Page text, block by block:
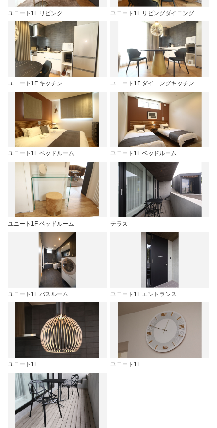
ユニート1F リビング ユニート1F リビングダイニング
ユニート1F キッチン ユニート1F ダイニングキッチン
ユニート1F ベッドルーム ユニート1F ベッドルーム
ユニート1F ベッドルーム テラス
ユニート1F バスルーム ユニート1F エントランス
ユニート1F ユニート1F